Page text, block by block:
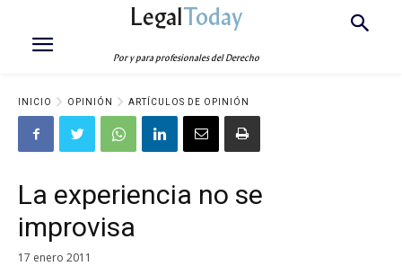
LegalToday
Por y para profesionales del Derecho
INICIO OPINIÓN ARTÍCULOS DE OPINIÓN
La experiencia no se
improvisa
17 enero 2011